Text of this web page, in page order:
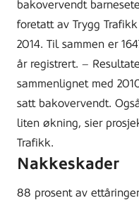
bakovervendt
foretatt av Trygg
2014. Til sammen er
år registrert. –
sammenlignet med
satt bakovervendt.
liten økning, sier
Trafikk.
Nakkeskader
88 prosent av